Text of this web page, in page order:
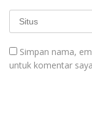
Simpan nama,
untuk komentar